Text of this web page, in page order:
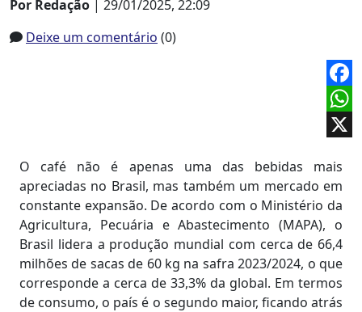
Por Redação | 29/01/2025, 22:09
Deixe um comentário (0)
O café não é apenas uma das bebidas mais
apreciadas no Brasil, mas também um mercado em
constante expansão. De acordo com o Ministério da
Agricultura, Pecuária e Abastecimento (MAPA), o
Brasil lidera a produção mundial com cerca de 66,4
milhões de sacas de 60 kg na safra 2023/2024, o que
corresponde a cerca de 33,3% da global. Em termos
de consumo, o país é o segundo maior, ficando atrás